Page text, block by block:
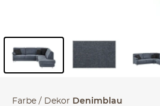
Farbe / Dekor Denimblau